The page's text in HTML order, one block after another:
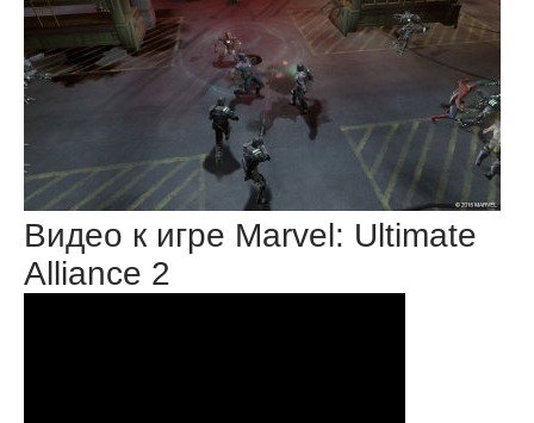
Видео к игре Marvel: Ultimate
Alliance 2